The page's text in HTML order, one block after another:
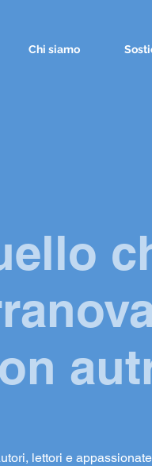
Chi siamo
lettori e appassionate